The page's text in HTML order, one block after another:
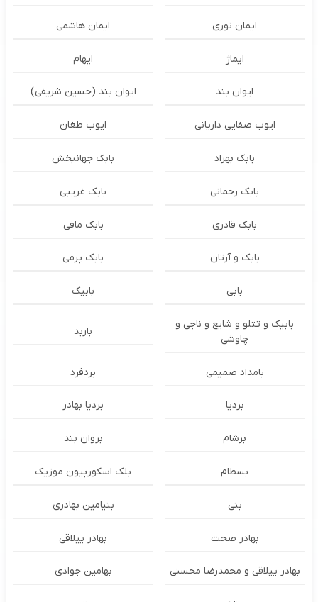
ایمان نوری ایمان هاشمی
ایماژ ایهام
ایوان بند ایوان بند (حسین شریفی)
ایوب صفایی داریانی ایوب طغان
بابک بهراد بابک جهانبخش
بابک رحمانی بابک غریبی
بابک قادری بابک مافی
بابک و آرتان بابک پرمی
بابی بابیک
بابیک و تتلو و شایع و ناجی و
چاوشی
باربد
بامداد صمیمی بردفرد
بردیا بردیا بهادر
برشام بروان بند
بسطام بلک اسکورپیون موزیک
بنی بنیامین بهادری
بهادر صحت بهادر ییلاقی
بهادر ییلاقی و محمدرضا محسنی بهامین جوادی